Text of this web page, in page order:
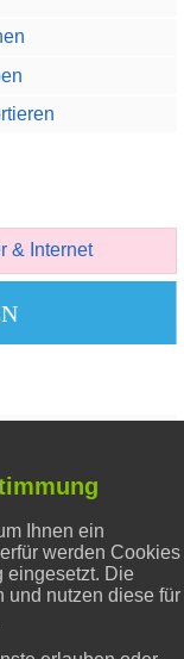
& Internet
Ihnen ein
werden Cookies
eingesetzt. Die
und nutzen diese für